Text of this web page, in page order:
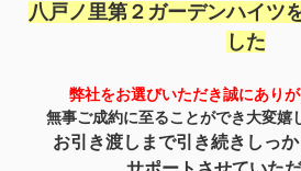
八戸ノ里第２ガーデンハイツ
した
弊社をお選びいただき誠にあり
無事ご成約に至ることができ大変嬉
お引き渡しまで引き続きしっ